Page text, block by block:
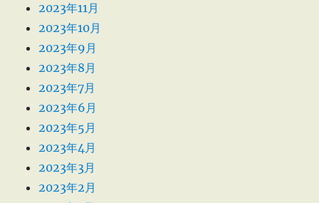
2023年11月
2023年10月
2023年9月
2023年8月
2023年7月
2023年6月
2023年5月
2023年4月
2023年3月
2023年2月